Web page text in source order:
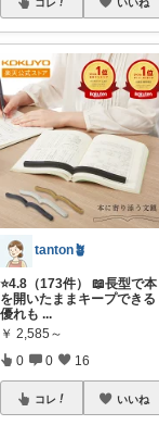
tanton🪴
⭐4.8（173件） 📖長型で本
を開いたままキープできる
優れも ...
￥ 2,585～
0 0 16
コレ いいね